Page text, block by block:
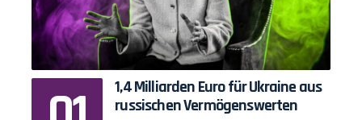
1,4 Milliarden Euro für Ukraine aus
russischen Vermögenswerten